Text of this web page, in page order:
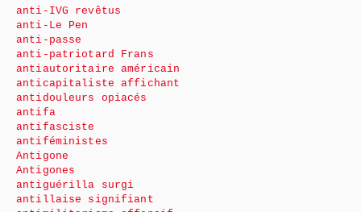
anti-IVG revêtus
anti-Le Pen
anti-passe
anti-patriotard Frans
antiautoritaire américain
anticapitaliste affichant
antidouleurs opiacés
antifa
antifasciste
antiféministes
Antigone
Antigones
antiguérilla surgi
antillaise signifiant